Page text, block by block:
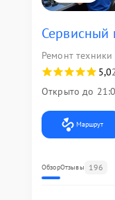
Сервисный
Ремонт
5,0
Открыто до
Маршрут
ОбзорОтзывы 196